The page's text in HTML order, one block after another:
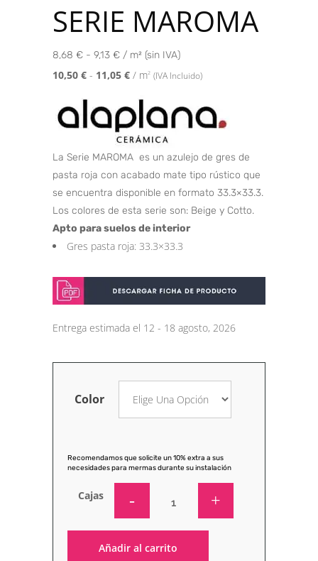
SERIE MAROMA
8,68 € - 9,13 € / m² (sin IVA)
10,50 € - 11,05 € / m2 (IVA Incluido)
La Serie MAROMA es un azulejo de gres de
pasta roja con acabado mate tipo rústico que
se encuentra disponible en formato 33.3×33.3.
Los colores de esta serie son: Beige y Cotto.
Apto para suelos de interior
Gres pasta roja: 33.3×33.3
Entrega estimada el 12 - 18 agosto, 2026
Color
Recomendamos que solicite un 10% extra a sus
necesidades para mermas durante su instalación
Cajas
Añadir al carrito